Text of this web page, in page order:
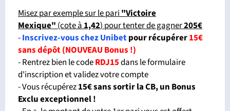
Misez par exemple sur le pari "Victoire
Mexique" (cote à 1,42) pour tenter de gagner205€
-Inscrivez-vous chez Unibetpour récupérer15€
sans dépôt (NOUVEAU Bonus !)
- Rentrez bien le codeRDJ15dans le formulaire
d'inscription et validez votre compte
- Vous récupérez15€ sans sortir la CB, un Bonus
Exclu exceptionnel !